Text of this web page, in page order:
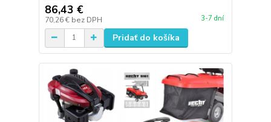
86,43 €
70,26 € bez DPH 3-7 dní
Pridať do košíka